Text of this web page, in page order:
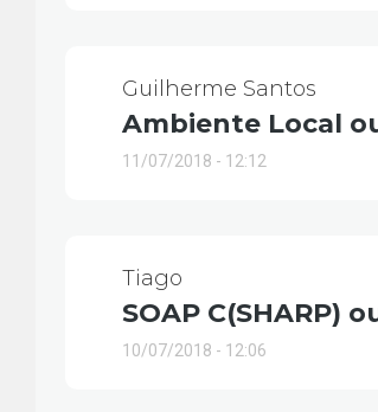
Guilherme Santos
Ambiente Local
11/07/2018 - 12:12
Tiago
SOAP C(SHARP)
10/07/2018 - 12:06